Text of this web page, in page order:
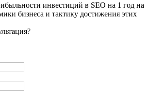
инвестиций в SEO на 1 год на
бизнеса и тактику достижения этих